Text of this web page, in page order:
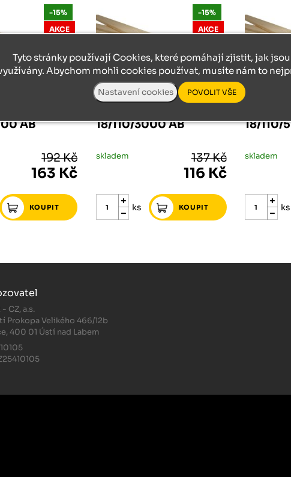
AB
-15%
AKCE
192 Kč
163 Kč
18/110/3000 AB
-15%
AKCE
skladem 137 Kč
116 Kč
ks
18/110/
skladem
ks
CZ, a.s.
Prokopa Velikého 466/12b
400 01 Ústí nad Labem
Tyto stránky používají Cookies, které pomáhají zjistit, jak
Abychom mohli cookies používat, musíte nám to